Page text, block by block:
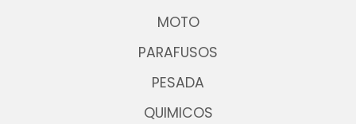
MOTO
PARAFUSOS
PESADA
QUIMICOS